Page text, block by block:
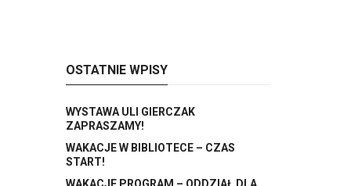
OSTATNIE WPISY
WYSTAWA ULI GIERCZAK
ZAPRASZAMY!
WAKACJE W BIBLIOTECE – CZAS
START!